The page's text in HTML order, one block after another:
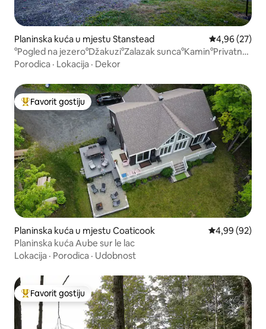
Planinska kuća u mjestu Stanstead Prosječna
4,96 (27)
°Pogled na jezero°Džakuzi°Zalazak sunca°Kamin°Privatno
pristanište°
Porodica · Lokacija · Dekor
Glavni favorit gostiju
Favorit gostiju
Planinska kuća u mjestu Coaticook Prosječna
4,99 (92)
Planinska kuća Aube sur le lac
Lokacija · Porodica · Udobnost
Glavni favorit gostiju
Favorit gostiju